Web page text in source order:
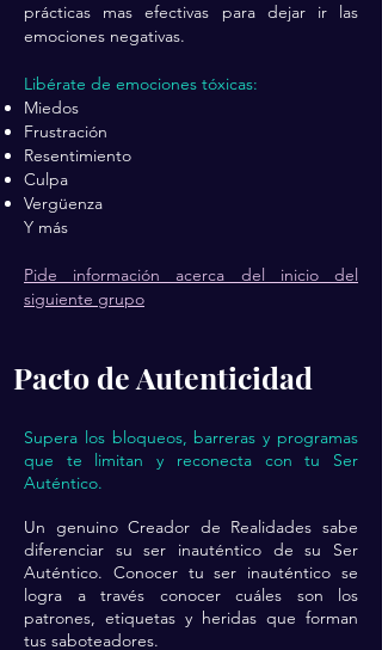
prácticas mas efectivas para dejar ir las
emociones negativas.
Libérate de emociones tóxicas:
Miedos
Frustración
Resentimiento
Culpa
Vergüenza
Y más
Pide información acerca del inicio del
siguiente grupo
Pacto de Autenticidad
Supera los bloqueos, barreras y programas
que te limitan y reconecta con tu Ser
Auténtico.
Un genuino Creador de Realidades sabe
diferenciar su ser inauténtico de su Ser
Auténtico. Conocer tu ser inauténtico se
logra a través conocer cuáles son los
patrones, etiquetas y heridas que forman
tus saboteadores.